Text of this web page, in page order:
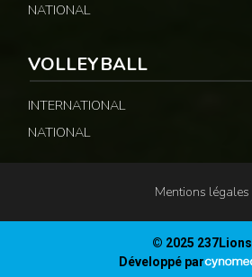
NATIONAL
VOLLEYBALL
INTERNATIONAL
NATIONAL
Mentions légales
© 2025 237Lions
Développé par